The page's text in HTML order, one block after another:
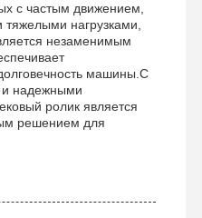
с частым движением,
нагрузками,
незаменимым
машины.С
и надежными
ролик является
решением для